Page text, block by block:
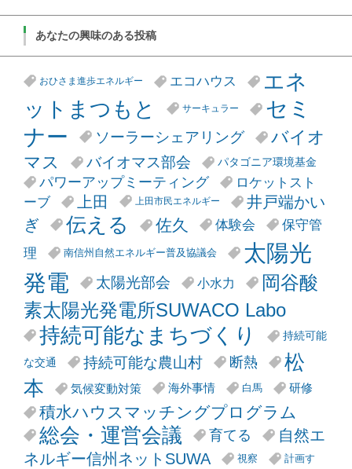
あなたの興味のある投稿
おひさま進歩エネルギー エコハウス
エネ
ットまつもと
サーキュラー
セミ
ナー
ソーラーシェアリング
バイオ
マス
バイオマス部会 パタゴニア環境基金
パワーアップミーティング
ロケットスト
ーブ
上田 上田市民エネルギー
井戸端かい
ぎ
伝える 佐久 体験会
保守管
理
南信州自然エネルギー普及協議会
太陽光
発電
太陽光部会 小水力
岡谷酸
素太陽光発電所SUWACO Labo
持続可能なまちづくり 持続可能
な交通 持続可能な農山村 断熱
松
本
気候変動対策 海外事情 白馬 研修
積水ハウスマッチングプログラム
総会・運営会議 育てる
自然エ
ネルギー信州ネットSUWA
視察
計画す